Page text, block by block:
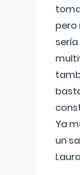
pero
Ya
un
Laura